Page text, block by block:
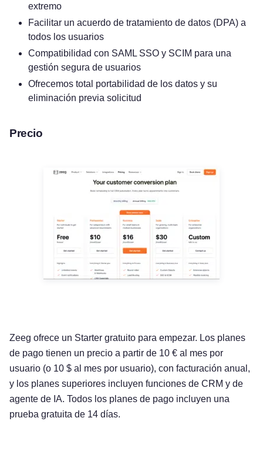
extremo
Facilitar un acuerdo de tratamiento de datos (DPA) a
todos los usuarios
Compatibilidad con SAML SSO y SCIM para una
gestión segura de usuarios
Ofrecemos total portabilidad de los datos y su
eliminación previa solicitud
Precio
Zeeg ofrece un Starter gratuito para empezar. Los planes
de pago tienen un precio a partir de 10 € al mes por
usuario (o 10 $ al mes por usuario), con facturación anual,
y los planes superiores incluyen funciones de CRM y de
agente de IA. Todos los planes de pago incluyen una
prueba gratuita de 14 días.